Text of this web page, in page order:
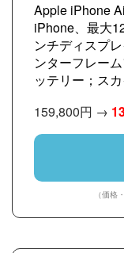
Apple iPhone
iPhone、最大
ンチディスプ
ンターフレー
ッテリー；ス
159,800円 →
（価格